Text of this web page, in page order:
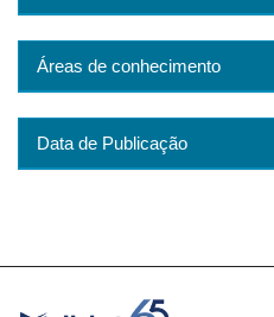
Áreas de conhecimento
Data de Publicação